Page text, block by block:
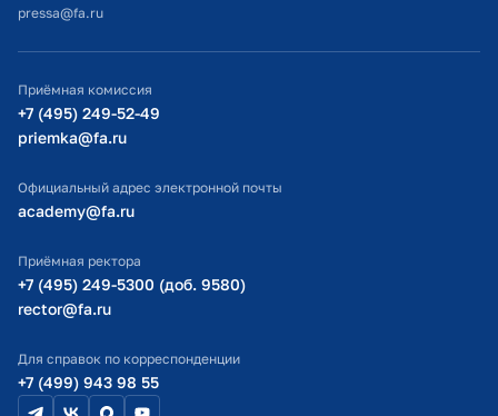
Официальный адрес электронной почты
Министерство просвещения РФ
Министерство науки и высшего образования РФ
pressa@fa.ru
Приёмная комиссия
+7 (495) 249-52-49
priemka@fa.ru
Официальный адрес электронной почты
academy@fa.ru
Приёмная ректора
+7 (495) 249-5300 (доб. 9580)
rector@fa.ru
Для справок по корреспонденции
+7 (499) 943 98 55